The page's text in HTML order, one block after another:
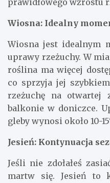
prawidłowego wzrostu
Wiosna: Idealny
Wiosna jest idealnym
uprawy rzeżuchy. W
roślina ma więcej
co sprzyja jej
rzeżuchę na
balkonie w doniczce.
gleby wynosi około 10-
Jesień: Kontynuacja
Jeśli nie zdołałeś
martw się. Jesień to